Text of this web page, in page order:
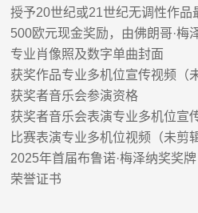
授予20世纪或21世纪无调性作品
500欧元现金奖励，由佛朗哥·梅
专业肖像照及数字单曲封面
获奖作品专业多机位宣传视频（
获奖者音乐会参演资格
获奖者音乐会表演专业多机位宣
比赛表演专业多机位视频（未剪
2025年首届布鲁诺·梅泽纳奖奖牌
荣誉证书